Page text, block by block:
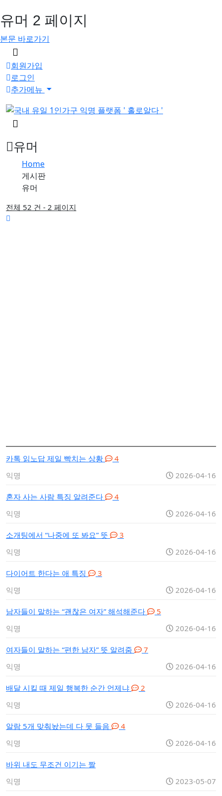
유머 2 페이지
본문 바로가기
메
뉴
버
튼
회원가입
로그인
추가메뉴
검
버
튼
유머
Home
게시판
유머
전체 52 건 - 2 페이지
카톡 읽노답 제일 빡치는 상황
4
익명
2026-04-16
혼자 사는 사람 특징 알려준다
4
익명
2026-04-16
소개팅에서 “나중에 또 봐요” 뜻
3
익명
2026-04-16
다이어트 한다는 애 특징
3
익명
2026-04-16
남자들이 말하는 “괜찮은 여자” 해석해준다
5
익명
2026-04-16
여자들이 말하는 “편한 남자” 뜻 알려줌
7
익명
2026-04-16
배달 시킬 때 제일 행복한 순간 언제냐
2
익명
2026-04-16
알람 5개 맞춰놨는데 다 못 들음
4
익명
2026-04-16
바위 내도 무조건 이기는 짤
익명
2023-05-07